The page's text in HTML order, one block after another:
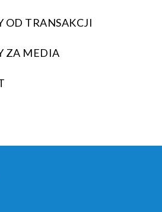
OD TRANSAKCJI
ZA MEDIA